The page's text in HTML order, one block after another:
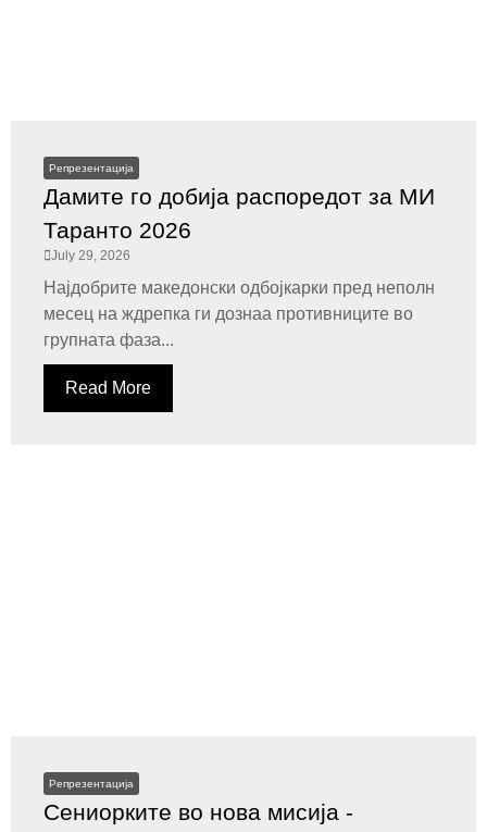
Репрезентација
Дамите го добија распоредот за МИ
Таранто 2026
July 29, 2026
Најдобрите македонски одбојкарки пред неполн
месец на ждрепка ги дознаа противниците во
групната фаза...
Read More
Репрезентација
Сениорките во нова мисија -